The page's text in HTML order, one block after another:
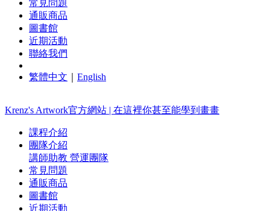
常見問題
通販商品
圖書館
近期活動
聯絡我們
繁體中文 English
Krenz's Artwork官方網站 | 在這裡你甚至能學到畫畫
課程介紹
團隊介紹
講師助教 營運團隊
常見問題
通販商品
圖書館
近期活動